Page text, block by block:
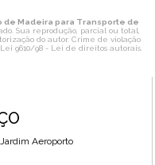
de Madeira para Transporte de
Sua reprodução, parcial ou total,
do autor. Crime de violação
Lei 9610/98 - Lei de direitos autorais
Aeroporto